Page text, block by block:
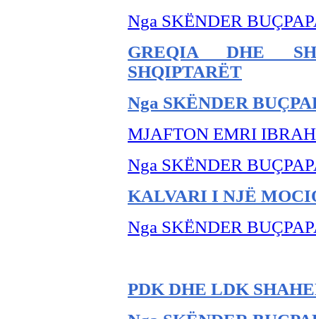
Nga SKËNDER BU
GREQIA DHE
SHQIPTARËT
Nga SKËNDER BU
MJAFTON EMRI
Nga SKËNDER BU
KALVARI I NJË
Nga SKËNDER BU
PDK DHE LDK